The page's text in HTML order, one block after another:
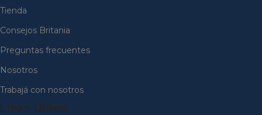
Tienda
Consejos Britania
Preguntas frecuentes
Nosotros
Trabajá con nosotros
Links Útiles